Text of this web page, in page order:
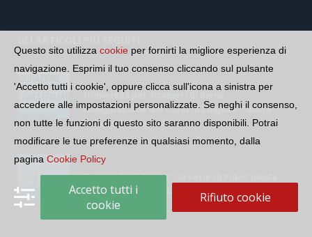
Università per Stranieri di Siena –
Inaugurazione dei Corsi di Lingua e Cultura
Italiana, 109a annata
“Le parole del mare”: la serie di video ideata
dall’Accademia della Crusca e dalla Lega Navale
italiana
Questo sito utilizza cookie per fornirti la migliore esperienza di
navigazione. Esprimi il tuo consenso cliccando sul pulsante
'Accetto tutti i cookie', oppure clicca sull'icona a sinistra per
accedere alle impostazioni personalizzate. Se neghi il consenso,
non tutte le funzioni di questo sito saranno disponibili. Potrai
modificare le tue preferenze in qualsiasi momento, dalla
pagina Cookie Policy
Accetto tutti i
cookie
Rifiuto cookie